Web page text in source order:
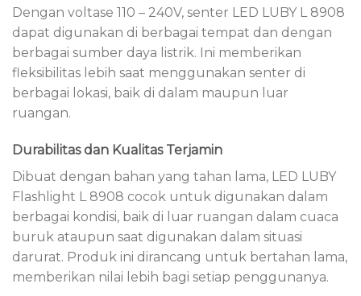
Dengan voltase 110 – 240V, senter LED LUBY L 8908
dapat digunakan di berbagai tempat dan dengan
berbagai sumber daya listrik. Ini memberikan
fleksibilitas lebih saat menggunakan senter di
berbagai lokasi, baik di dalam maupun luar
ruangan.
Durabilitas dan Kualitas Terjamin
Dibuat dengan bahan yang tahan lama, LED LUBY
Flashlight L 8908 cocok untuk digunakan dalam
berbagai kondisi, baik di luar ruangan dalam cuaca
buruk ataupun saat digunakan dalam situasi
darurat. Produk ini dirancang untuk bertahan lama,
memberikan nilai lebih bagi setiap penggunanya.